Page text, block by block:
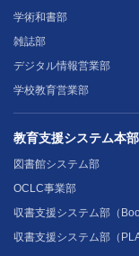
学術和書部
雑誌部
デジタル情報営業部
学校教育営業部
教育支援システム本部
図書館システム部
OCLC事業部
収書支援システム部（
収書支援システム部（